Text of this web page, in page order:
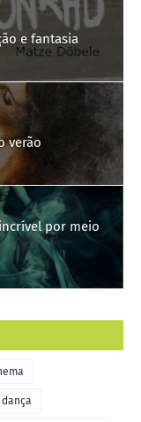
e fantasia
verão
por meio
dança